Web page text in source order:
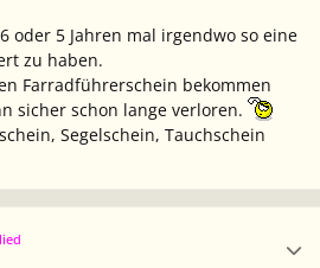
oder 5 Jahren mal irgendwo so eine
zu haben.
Farradführerschein bekommen
sicher schon lange verloren.
Segelschein, Tauchschein